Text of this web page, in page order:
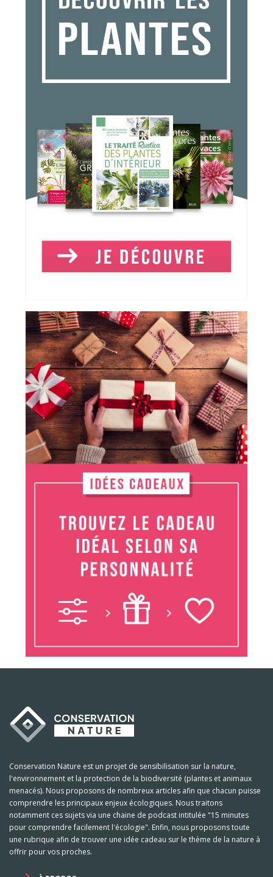
Conservation Nature est un projet de sensibilisation sur la nature,
l'environnement et la protection de la biodiversité (plantes et animaux
menacés). Nous proposons de nombreux articles afin que chacun puisse
comprendre les principaux enjeux écologiques. Nous traitons
notamment ces sujets via une chaine de podcast intitulée "15 minutes
pour comprendre facilement l'écologie". Enfin, nous proposons toute
une rubrique afin de trouver une idée cadeau sur le thème de la nature à
offrir pour vos proches.